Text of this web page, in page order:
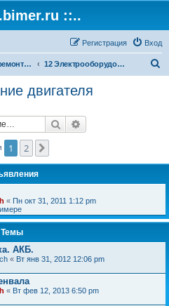
::..
Вход
Регистрация
Вопросы по ремонту и обслуживанию BMW 12 Электрооборудование двигателя
двигателя
Поиск
1 2
« Пн окт 31, 2011 1:12 pm
Темы
АКБ.
« Вт янв 31, 2012 12:06 pm
« Вт фев 12, 2013 6:50 pm